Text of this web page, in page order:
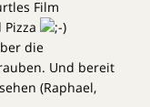
Film
die
Und bereit
(Raphael,